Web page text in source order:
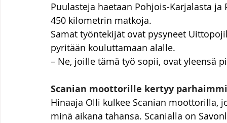
Puulasteja haetaan Pohjois-Karjalasta
450 kilometrin matkoja.
Samat työntekijät ovat pysyneet
pyritään kouluttamaan alalle.
– Ne, joille tämä työ sopii, ovat yleensä
Scanian moottorille kertyy
Hinaaja Olli kulkee Scanian
minä aikana tahansa. Scanialla on